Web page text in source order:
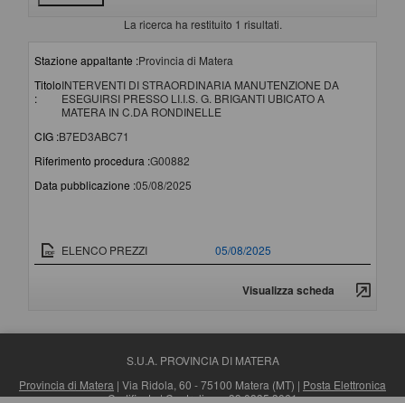
La ricerca ha restituito 1 risultati.
Stazione appaltante :Provincia di Matera
Titolo
:
INTERVENTI DI STRAORDINARIA MANUTENZIONE DA
ESEGUIRSI PRESSO LI.I.S. G. BRIGANTI UBICATO A
MATERA IN C.DA RONDINELLE
CIG :B7ED3ABC71
Riferimento procedura :G00882
Data pubblicazione :05/08/2025
ELENCO PREZZI 05/08/2025
Visualizza scheda
S.U.A. PROVINCIA DI MATERA
Provincia di Matera | Via Ridola, 60 - 75100 Matera (MT) | Posta Elettronica
Certificata| Centralino: +39 0835 3061